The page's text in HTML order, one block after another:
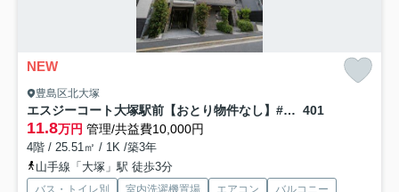
NEW
豊島区北大塚
エスジーコート大塚駅前【おとり物件なし】#学生・社会人にオススメ！初期費用分割払いOK！ 401
11.8万円 管理/共益費10,000円
4階 / 25.51㎡ / 1K /築3年
山手線「大塚」駅 徒歩3分
バス・トイレ別 室内洗濯機置場 エアコン
バルコニー